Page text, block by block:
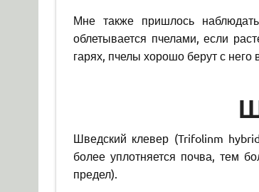
Мне также пришлось
облетывается пчелами, если
гарях, пчелы хорошо берут с него
Шведский клевер (Trifolinm
более уплотняется почва, тем
предел).